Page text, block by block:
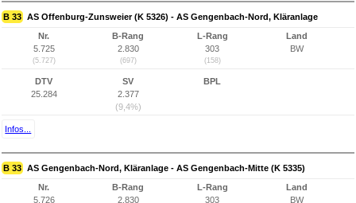
B 33 AS Offenburg-Zunsweier (K 5326) - AS Gengenbach-Nord, Kläranlage
Nr.
5.725
(5.727)
B-Rang
2.830
(697)
L-Rang
303
(158)
Land
BW
DTV
25.284
SV
2.377
(9,4%)
BPL
Infos...
B 33 AS Gengenbach-Nord, Kläranlage - AS Gengenbach-Mitte (K 5335)
Nr.
5.726
B-Rang
2.830
L-Rang
303
Land
BW